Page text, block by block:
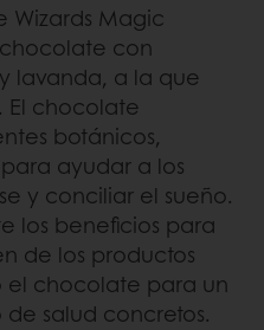
Wizards Magic
con
lavanda, a la que
El chocolate
botánicos,
ayudar a los
y conciliar el sueño.
los beneficios para
de los productos
el chocolate para un
salud concretos.